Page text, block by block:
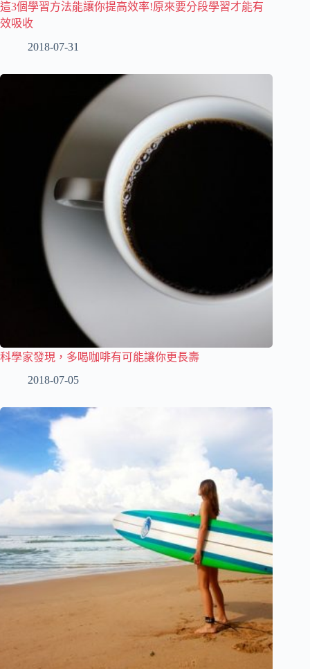
這3個學習方法能讓你提高效率!原來要分段學習才能有
效吸收
2018-07-31
科學家發現，多喝咖啡有可能讓你更長壽
2018-07-05